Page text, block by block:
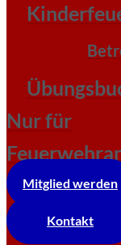
Nur für
Mitglied werden
Kontakt